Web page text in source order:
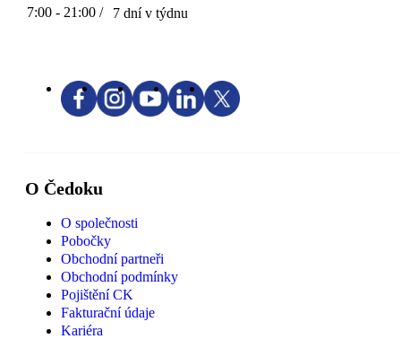
7:00 - 21:00 / 7 dní v týdnu
O Čedoku
O společnosti
Pobočky
Obchodní partneři
Obchodní podmínky
Pojištění CK
Fakturační údaje
Kariéra